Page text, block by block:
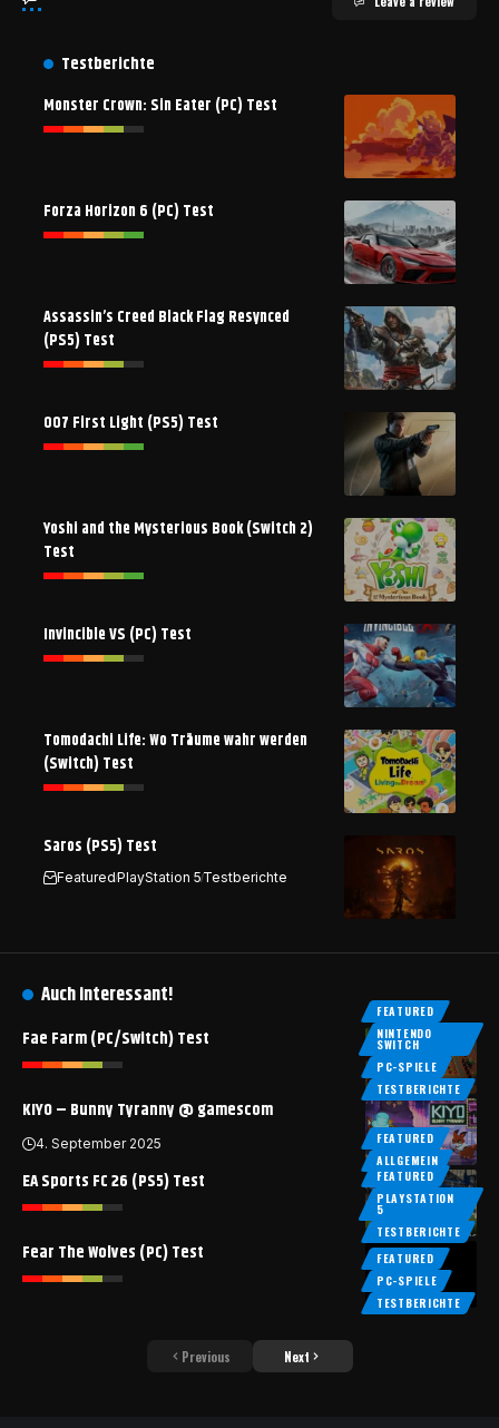
Testberichte
Monster Crown: Sin Eater (PC) Test
Forza Horizon 6 (PC) Test
Assassin’s Creed Black Flag Resynced
(PS5) Test
007 First Light (PS5) Test
Yoshi and the Mysterious Book (Switch 2)
Test
Invincible VS (PC) Test
Tomodachi Life: Wo Träume wahr werden
(Switch) Test
Saros (PS5) Test
FeaturedPlayStation 5Testberichte
Auch interessant!
FEATURED
NINTENDO
SWITCH
PC-SPIELE
TESTBERICHTE
Fae Farm (PC/Switch) Test
FEATURED
ALLGEMEIN
KIYO – Bunny Tyranny @ gamescom
4. September 2025
FEATURED
PLAYSTATION
5
TESTBERICHTE
EA Sports FC 26 (PS5) Test
FEATURED
PC-SPIELE
TESTBERICHTE
Fear The Wolves (PC) Test
Previous Next